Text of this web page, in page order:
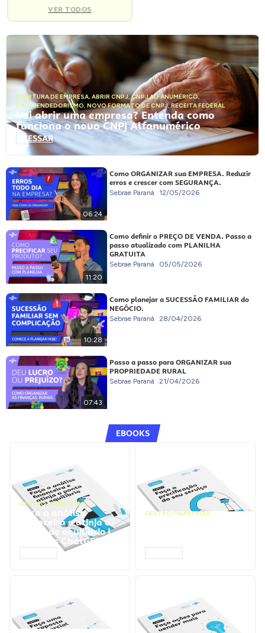
VER TODOS
ABERTURA DE EMPRESA, ABRIR CNPJ,CNPJ ALFANUMÉRICO,
EMPREENDEDORISMO, NOVO FORMATO DE CNPJ,RECEITA FEDERAL
Vai abrir uma empresa? Entenda como
funciona o novo CNPJ Alfanumérico
ACESSAR
06:24
Como ORGANIZAR sua EMPRESA. Reduzir
erros e crescer com SEGURANÇA.
Sebrae Paraná 12/05/2026
11:20
Como definir o PREÇO DE VENDA. Passo a
passo atualizado com PLANILHA
GRATUITA
Sebrae Paraná 05/05/2026
10:28
Como planejar a SUCESSÃO FAMILIAR do
NEGÓCIO.
Sebrae Paraná 28/04/2026
07:43
Passo a passo para ORGANIZAR sua
PROPRIEDADE RURAL
Sebrae Paraná 21/04/2026
EBOOKS
GESTÃO FINANCEIRA
Faça a análise
financeira e atinja o
ponto de equilíbrio |
Prompts ChatGPT
GESTÃO FINANCEIRA